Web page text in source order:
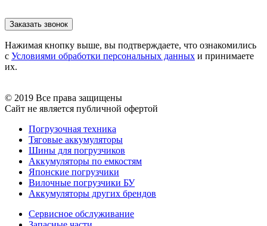
Нажимая кнопку выше, вы подтверждаете, что ознакомились
с Условиями обработки персональных данных и принимаете
их.
© 2019 Все права защищены
Сайт не является публичной офертой
Погрузочная техника
Тяговые аккумуляторы
Шины для погрузчиков
Аккумуляторы по емкостям
Японские погрузчики
Вилочные погрузчики БУ
Аккумуляторы других брендов
Сервисное обслуживание